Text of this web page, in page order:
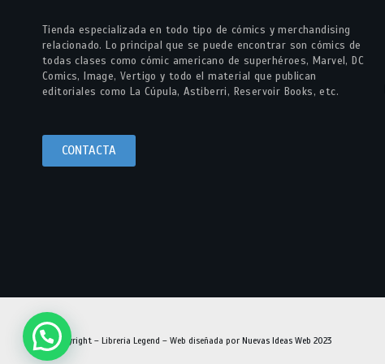
Tienda especializada en todo tipo de cómics y merchandising
relacionado. Lo principal que se puede encontrar son cómics de
todas clases como cómic americano de superhéroes, Marvel, DC
Comics, Image, Vertigo y todo el material que publican
editoriales como La Cúpula, Astiberri, Reservoir Books, etc.
CONTACTA
© Copyright – Libreria Legend – Web diseñada por Nuevas Ideas Web 2023